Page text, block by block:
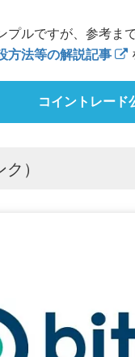
プルですが、参考ま
方法等の解説記事
コイントレード
）